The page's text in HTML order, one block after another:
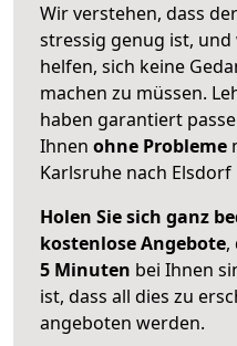
Wir verstehen, dass
stressig genug ist,
helfen, sich keine
machen zu müssen.
haben garantiert
Ihnen ohne Probleme
Karlsruhe nach
Holen Sie sich ganz
kostenlose Angebote,
5 Minuten bei Ihnen
ist, dass all dies zu
angeboten werden.